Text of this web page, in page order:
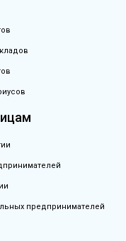
предпринимателей